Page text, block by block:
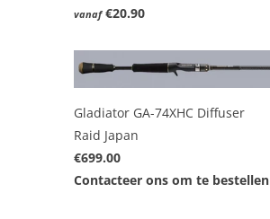
vanaf €20.90
Gladiator GA-74XHC Diffuser
Raid Japan
€699.00
Contacteer ons om te bestellen